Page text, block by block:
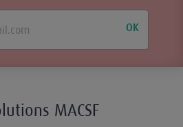
OK
MACSF